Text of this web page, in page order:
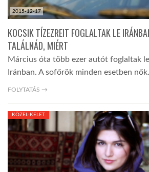
2015-12-17
KOCSIK TÍZEZREIT FOGLALTAK LE
TALÁLNÁD, MIÉRT
Március óta több ezer autót foglaltak
Iránban. A sofőrök minden esetben
FOLYTATÁS →
KÖZEL-KELET